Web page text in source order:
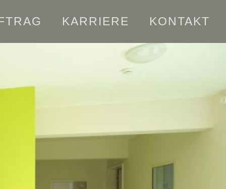
KARRIERE KONTAKT